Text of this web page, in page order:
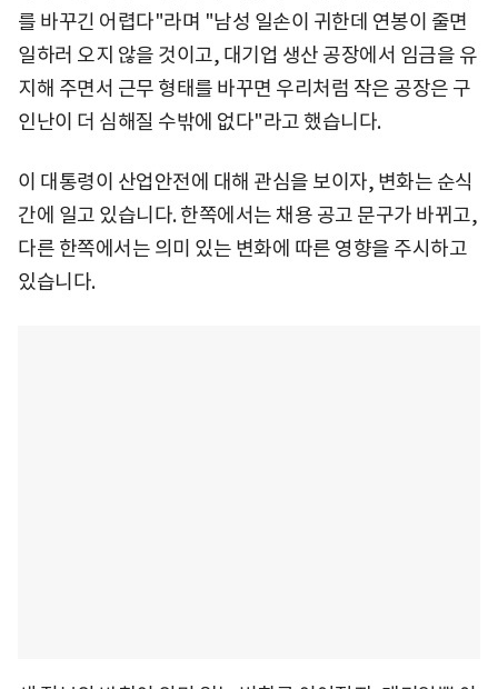
를 바꾸긴 어렵다"라며 "남성 일손이 귀한데 연봉이 줄면
일하러 오지 않을 것이고, 대기업 생산 공장에서 임금을 유
지해 주면서 근무 형태를 바꾸면 우리처럼 작은 공장은 구
인난이 더 심해질 수밖에 없다"라고 했습니다.
이 대통령이 산업안전에 대해 관심을 보이자, 변화는 순식
간에 일고 있습니다. 한쪽에서는 채용 공고 문구가 바뀌고,
다른 한쪽에서는 의미 있는 변화에 따른 영향을 주시하고
있습니다.